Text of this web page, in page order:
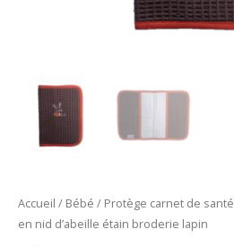
Accueil / Bébé / Protège carnet de santé
en nid d’abeille étain broderie lapin